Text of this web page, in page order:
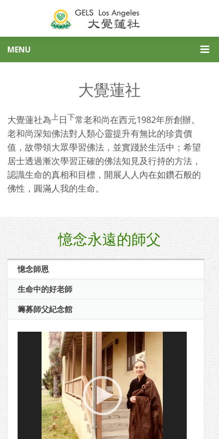
MENU
大覺蓮社
大覺蓮社為上日下常老和尚在西元1982年所創辦。
老和尚深知佛法對人類心靈提升有無比的珍貴價
值，故帶領大眾學習佛法，並實踐於生活中；希望
居士透過漸次學習正確的佛法知見及行持的方法，
認識生命的真相和目標，開展人人內在如鑽石般的
佛性，圓滿人我的生命。
憶念永遠的師父
憶念師恩
生命中的好老師
籌募師父紀念館